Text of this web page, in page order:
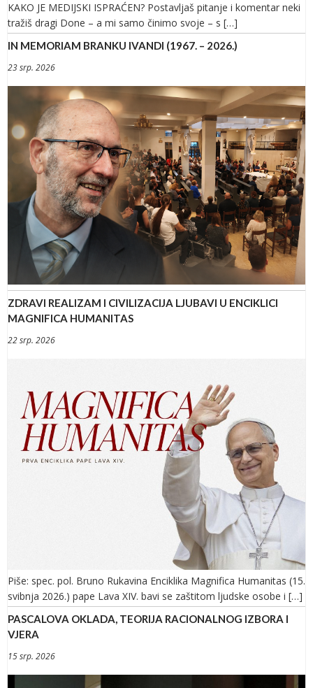
KAKO JE MEDIJSKI ISPRAĆEN? Postavljaš pitanje i komentar neki
tražiš dragi Done – a mi samo činimo svoje – s […]
IN MEMORIAM BRANKU IVANDI (1967. – 2026.)
23 srp. 2026
ZDRAVI REALIZAM I CIVILIZACIJA LJUBAVI U ENCIKLICI
MAGNIFICA HUMANITAS
22 srp. 2026
Piše: spec. pol. Bruno Rukavina Enciklika Magnifica Humanitas (15.
svibnja 2026.) pape Lava XIV. bavi se zaštitom ljudske osobe i […]
PASCALOVA OKLADA, TEORIJA RACIONALNOG IZBORA I
VJERA
15 srp. 2026